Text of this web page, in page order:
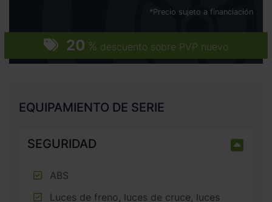
20 % descuento sobre PVP nuevo
*Precio sujeto a financiación
EQUIPAMIENTO DE SERIE
SEGURIDAD
ABS